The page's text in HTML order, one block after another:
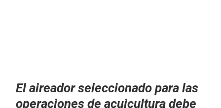
El aireador seleccionado para las
operaciones de acuicultura debe